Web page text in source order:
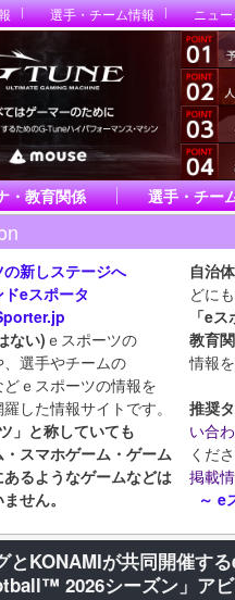
選手・チーム情報 ニュ
・教育関係 選手・チー
の新しステージへ
eスポータ
ない) ｅスポーツの
選手やチームの
どｅスポーツの情報を
した情報サイトです。
」と称していても
スマホゲーム・ゲーム
るようなゲームなどは
せん。
自治体
どに
「eス
教育
情報
推奨
い合
くださ
掲載
～ e
とKONAMIが共同開催す
2026シーズン」ア